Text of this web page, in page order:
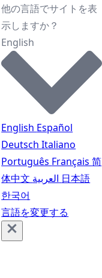
他の言語でサイトを表
示しますか？
English
English Español
DeutschItaliano
Português Français简
体中文
日本語
한국어
言語を変更する